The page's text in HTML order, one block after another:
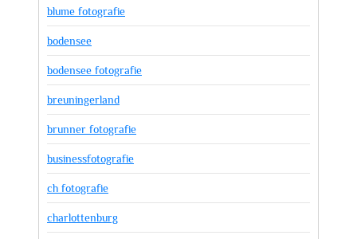
blume fotografie
bodensee
bodensee fotografie
breuningerland
brunner fotografie
businessfotografie
ch fotografie
charlottenburg